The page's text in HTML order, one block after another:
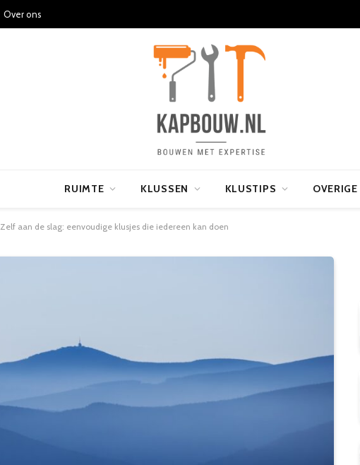
Over ons
RUIMTE KLUSSEN KLUSTIPS OVERIGE
Zelf aan de slag: eenvoudige klusjes die iedereen kan doen